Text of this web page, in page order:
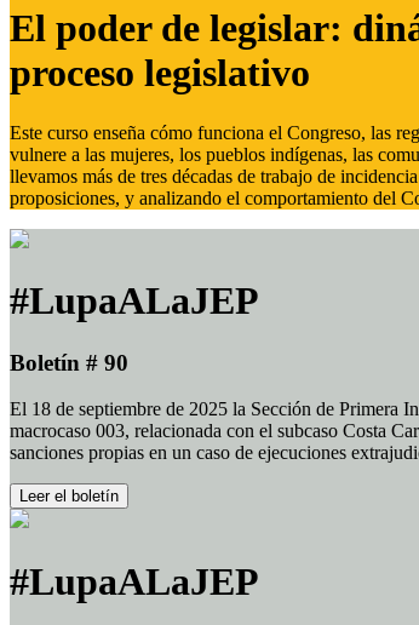
El poder de legislar:
proceso legislativo
Este curso enseña cómo funciona el Congreso, las
vulnere a las mujeres, los pueblos indígenas, las
llevamos más de tres décadas de trabajo de
proposiciones, y analizando el comportamiento del
#LupaALaJEP
Boletín # 90
El 18 de septiembre de 2025 la Sección de Primera
macrocaso 003, relacionada con el subcaso Costa
sanciones propias en un caso de ejecuciones
Leer el boletín
#LupaALaJEP